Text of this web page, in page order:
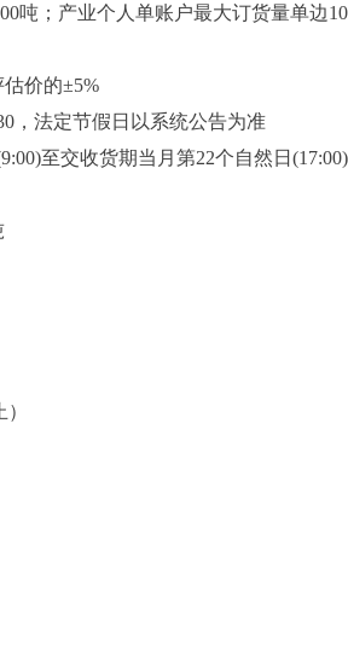
吨； 产业个人 单账户最大订货量单边
价的±5%
，法定节假日以系统公告为准
至交收货期当月第22个自然日